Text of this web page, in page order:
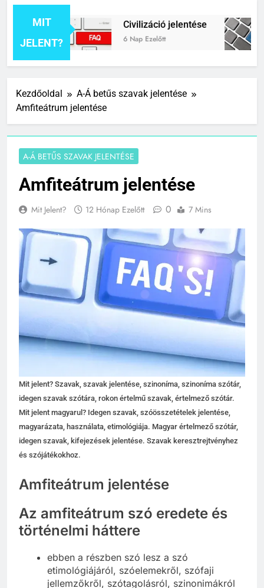
Civilizáció jelentése
6 Nap Ezelőtt
Kezdőoldal
A-Á betűs szavak jelentése
A-Á BETŰS SZAVAK JELENTÉSE
Amfiteátrum jelentése
Mit jelent? Szavak, szavak jelentése, szinoníma, szinoníma szótár,
idegen szavak szótára, rokon értelmű szavak, értelmező szótár.
Mit jelent magyarul? Idegen szavak, szóösszetételek jelentése,
magyarázata, használata, etimológiája. Magyar értelmező szótár,
idegen szavak, kifejezések jelentése. Szavak keresztrejtvényhez
Amfiteátrum jelentése
Az amfiteátrum szó eredete és
történelmi háttere
ebben a részben szó lesz a szó
etimológiájáról, szóelemekről, szófaji